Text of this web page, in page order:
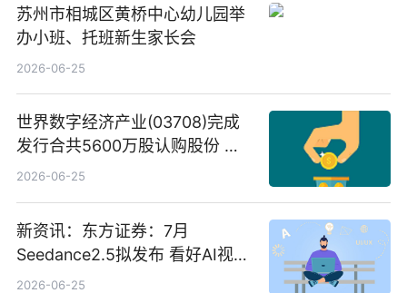
苏州市相城区黄桥中心幼儿园举
办小班、托班新生家长会
2026-06-25
世界数字经济产业(03708)完成
发行合共5600万股认购股份 净
筹约1007万港元 独家焦点
2026-06-25
新资讯：东方证券：7月
Seedance2.5拟发布 看好AI视频
创作工作流进一步提效
2026-06-25